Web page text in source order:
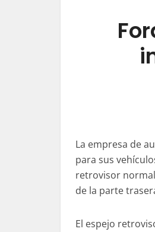
La empresa de
para sus
retrovisor
de la parte
El espejo